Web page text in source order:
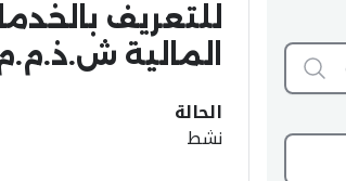
للتعريف
المالية
الحالة
نشط